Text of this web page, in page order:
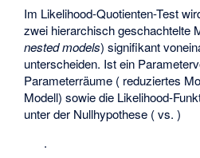
Im Likelihood-Quotienten-Test
zwei hierarchisch geschachtelte
nested models) signifikant
unterscheiden. Istein
Parameterräume ( reduziertes
Modell) sowiedie Likelihood-
unter der Nullhypothese (vs.)
.